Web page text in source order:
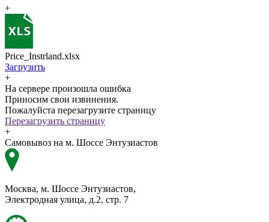
+
Price_Instrland.xlsx
Загрузить
+
На сервере произошла ошибка
Приносим свои извинения.
Пожалуйста перезагрузите страницу
Перезагрузить страницу
+
Самовывоз на м. Шоссе Энтузиастов
Москва, м. Шоссе Энтузиастов,
Электродная улица, д.2, стр. 7